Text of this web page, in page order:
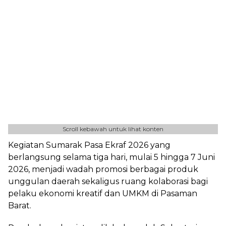
Scroll kebawah untuk lihat konten
Kegiatan Sumarak Pasa Ekraf 2026 yang
berlangsung selama tiga hari, mulai 5 hingga 7 Juni
2026, menjadi wadah promosi berbagai produk
unggulan daerah sekaligus ruang kolaborasi bagi
pelaku ekonomi kreatif dan UMKM di Pasaman
Barat.